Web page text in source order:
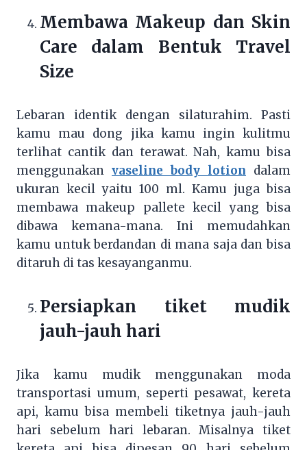
Membawa Makeup dan Skin
Care dalam Bentuk Travel
Size
Lebaran identik dengan silaturahim. Pasti
kamu mau dong jika kamu ingin kulitmu
terlihat cantik dan terawat. Nah, kamu bisa
menggunakan vaseline body lotion dalam
ukuran kecil yaitu 100 ml. Kamu juga bisa
membawa makeup pallete kecil yang bisa
dibawa kemana-mana. Ini memudahkan
kamu untuk berdandan di mana saja dan bisa
ditaruh di tas kesayanganmu.
Persiapkan tiket mudik
jauh-jauh hari
Jika kamu mudik menggunakan moda
transportasi umum, seperti pesawat, kereta
api, kamu bisa membeli tiketnya jauh-jauh
hari sebelum hari lebaran. Misalnya tiket